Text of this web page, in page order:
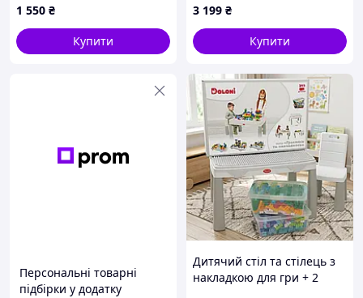
BB829E
1 550 ₴
Купити
11501)
3 199 ₴
Купити
Персональні товарні
підбірки у додатку
Дитячий стіл та стілець з
накладкою для гри + 2